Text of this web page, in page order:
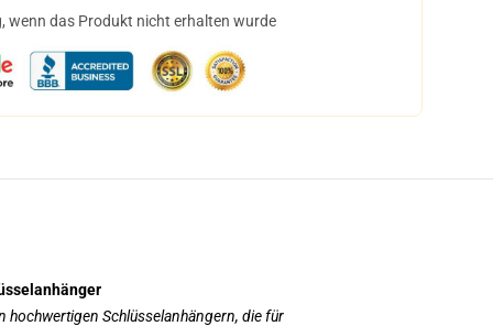
wenn das Produkt nicht erhalten wurde
hochwertigen Schlüsselanhängern, die für